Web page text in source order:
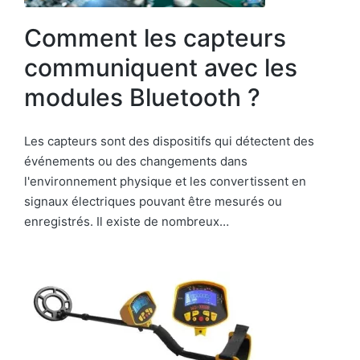
Comment les capteurs
communiquent avec les
modules Bluetooth ?
Les capteurs sont des dispositifs qui détectent des
événements ou des changements dans
l'environnement physique et les convertissent en
signaux électriques pouvant être mesurés ou
enregistrés. Il existe de nombreux…